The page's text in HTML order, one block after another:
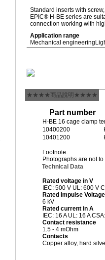
Standard inserts with
EPIC® H-BE series are
connection working with
Application range
Mechanical engineering
★★★★商品說明★★★★
Part number
H-BE 16 cage clamp
10400200
10401200
Footnote:
Photographs are not
Technical Data
Rated voltage in V
IEC: 500 V UL: 600 V
Rated impulse Voltage
6 kV
Rated current in A
IEC: 16 A UL: 16 A
Contact resistance
1.5 - 4 mOhm
Contacts
Copper alloy, hard